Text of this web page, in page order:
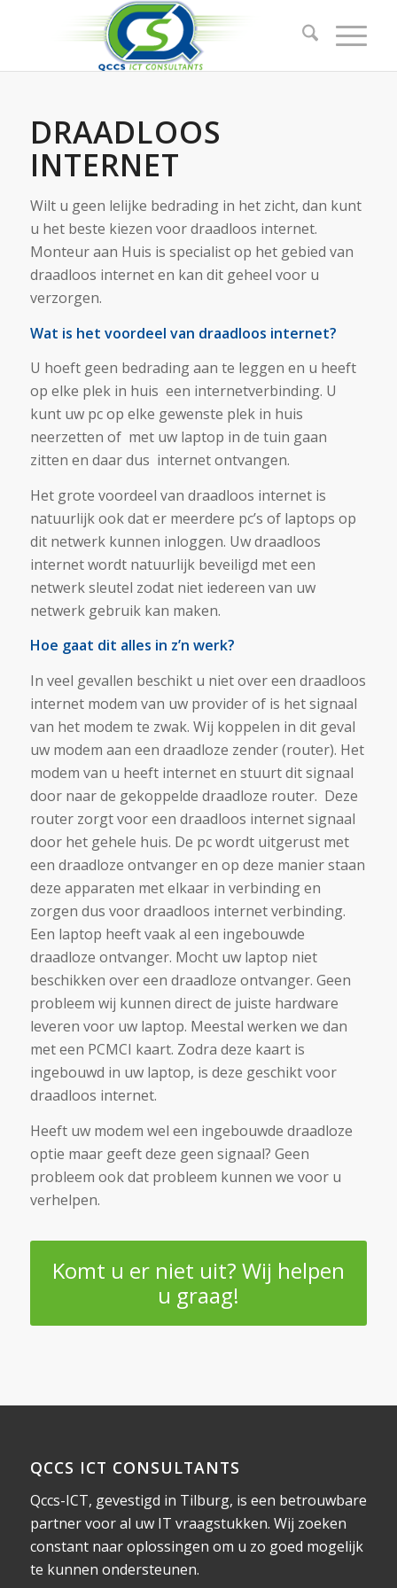
DRAADLOOS
INTERNET
Wilt u geen lelijke bedrading in het zicht, dan kunt
u het beste kiezen voor draadloos internet.
Monteur aan Huis is specialist op het gebied van
draadloos internet en kan dit geheel voor u
verzorgen.
Wat is het voordeel van draadloos internet?
U hoeft geen bedrading aan te leggen en u heeft
op elke plek in huis een internetverbinding. U
kunt uw pc op elke gewenste plek in huis
neerzetten of met uw laptop in de tuin gaan
zitten en daar dus internet ontvangen.
Het grote voordeel van draadloos internet is
natuurlijk ook dat er meerdere pc’s of laptops op
dit netwerk kunnen inloggen. Uw draadloos
internet wordt natuurlijk beveiligd met een
netwerk sleutel zodat niet iedereen van uw
netwerk gebruik kan maken.
Hoe gaat dit alles in z’n werk?
In veel gevallen beschikt u niet over een draadloos
internet modem van uw provider of is het signaal
van het modem te zwak. Wij koppelen in dit geval
uw modem aan een draadloze zender (router). Het
modem van u heeft internet en stuurt dit signaal
door naar de gekoppelde draadloze router. Deze
router zorgt voor een draadloos internet signaal
door het gehele huis. De pc wordt uitgerust met
een draadloze ontvanger en op deze manier staan
deze apparaten met elkaar in verbinding en
zorgen dus voor draadloos internet verbinding.
Een laptop heeft vaak al een ingebouwde
draadloze ontvanger. Mocht uw laptop niet
beschikken over een draadloze ontvanger. Geen
probleem wij kunnen direct de juiste hardware
leveren voor uw laptop. Meestal werken we dan
met een PCMCI kaart. Zodra deze kaart is
ingebouwd in uw laptop, is deze geschikt voor
draadloos internet.
Heeft uw modem wel een ingebouwde draadloze
optie maar geeft deze geen signaal? Geen
probleem ook dat probleem kunnen we voor u
verhelpen.
Komt u er niet uit? Wij helpen
u graag!
QCCS ICT CONSULTANTS
Qccs-ICT, gevestigd in Tilburg, is een betrouwbare
partner voor al uw IT vraagstukken. Wij zoeken
constant naar oplossingen om u zo goed mogelijk
te kunnen ondersteunen.